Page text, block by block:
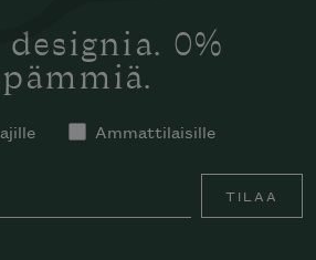
designia. 0%
Ammattilaisille
TILAA